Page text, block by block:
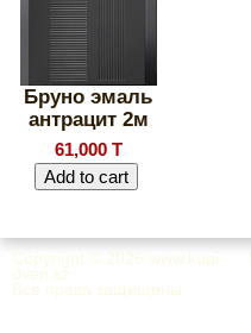
Бруно эмаль
антрацит 2м
61,000 T
Copyright © 2026 www.kupi-
dveri.kz
Все права защищены